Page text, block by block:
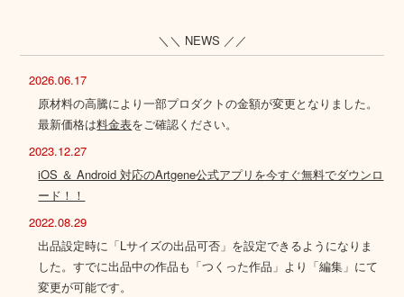
＼＼ NEWS ／／
2026.06.17
原材料の高騰により一部プロダクトの金額が変更となりました。
最新価格は料金表をご確認ください。
2023.12.27
iOS ＆ Android 対応のArtgene公式アプリを今すぐ無料でダウンロ
ード！！
2022.08.29
出品設定時に「Lサイズの出品可否」を設定できるようになりま
した。すでに出品中の作品も「つくった作品」より「編集」にて
変更が可能です。